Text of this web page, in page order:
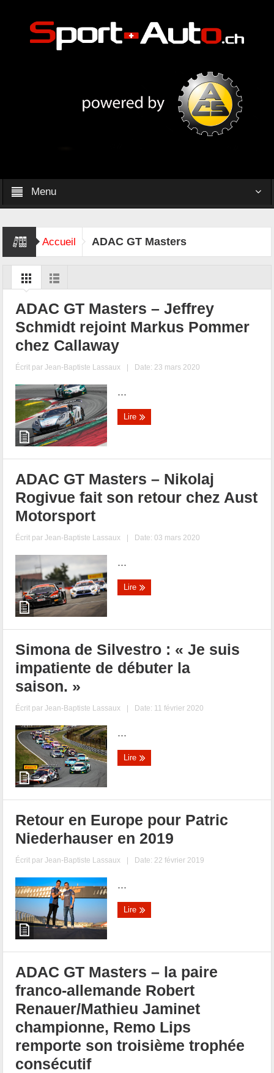
Menu
Accueil ADAC GT Masters
ADAC GT Masters – Jeffrey
Schmidt rejoint Markus Pommer
chez Callaway
Écrit parJean-Baptiste Lassaux | Date: 23 mars 2020
...
Lire
ADAC GT Masters – Nikolaj
Rogivue fait son retour chez Aust
Motorsport
Écrit parJean-Baptiste Lassaux | Date: 03 mars 2020
...
Lire
Simona de Silvestro : « Je suis
impatiente de débuter la
saison. »
Écrit parJean-Baptiste Lassaux | Date: 11 février 2020
...
Lire
Retour en Europe pour Patric
Niederhauser en 2019
Écrit parJean-Baptiste Lassaux | Date: 22 février 2019
...
Lire
ADAC GT Masters – la paire
franco-allemande Robert
Renauer/Mathieu Jaminet
championne, Remo Lips
remporte son troisième trophée
consécutif